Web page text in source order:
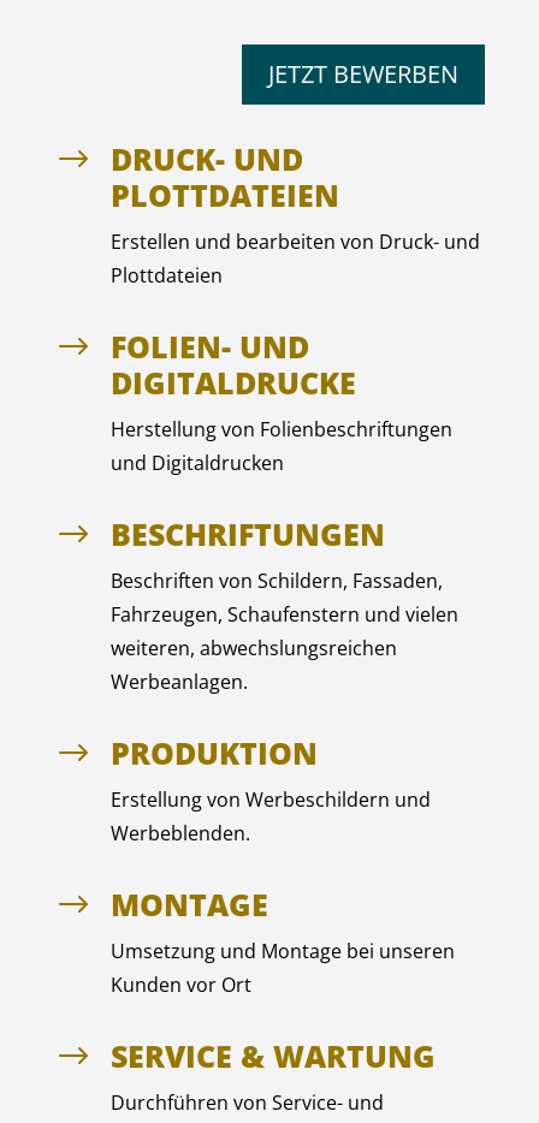
JETZT BEWERBEN
$
DRUCK- UND
PLOTTDATEIEN
Erstellen und bearbeiten von Druck- und
Plottdateien
$
FOLIEN- UND
DIGITALDRUCKE
Herstellung von Folienbeschriftungen
und Digitaldrucken
$ BESCHRIFTUNGEN
Beschriften von Schildern, Fassaden,
Fahrzeugen, Schaufenstern und vielen
weiteren, abwechslungsreichen
Werbeanlagen.
$ PRODUKTION
Erstellung von Werbeschildern und
Werbeblenden.
$ MONTAGE
Umsetzung und Montage bei unseren
Kunden vor Ort
$ SERVICE & WARTUNG
Durchführen von Service- und